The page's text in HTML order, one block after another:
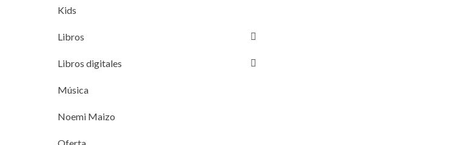
Kids
Libros
Libros digitales
Música
Noemi Maizo